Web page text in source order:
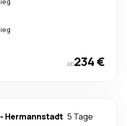
ab234 €
- Hermannstadt 5 Tage